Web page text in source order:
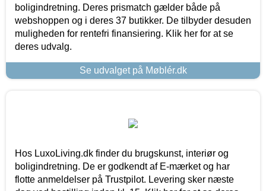
boligindretning. Deres prismatch gælder både på
webshoppen og i deres 37 butikker. De tilbyder desuden
muligheden for rentefri finansiering. Klik her for at se
deres udvalg.
Se udvalget på Møblér.dk
Hos LuxoLiving.dk finder du brugskunst, interiør og
boligindretning. De er godkendt af E-mærket og har
flotte anmeldelser på Trustpilot. Levering sker næste